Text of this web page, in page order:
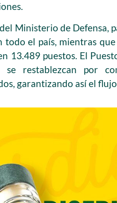
Ministerio de Defensa,
todo el país, mientras
13.489 puestos. El
se restablezcan por
garantizando así el